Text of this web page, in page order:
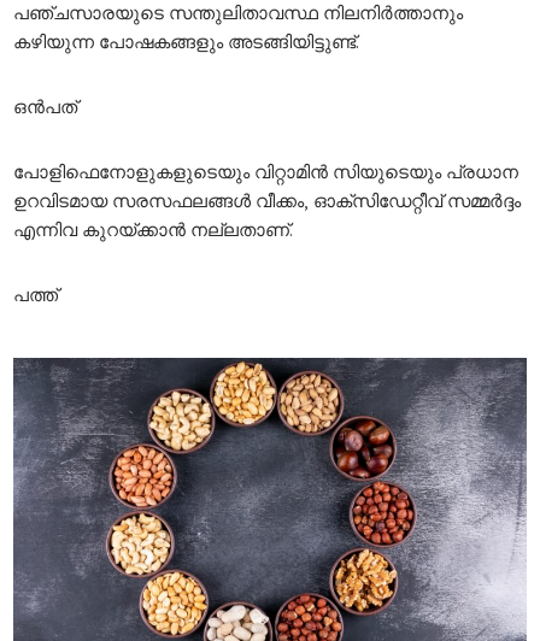
പഞ്ചസാരയുടെ സന്തുലിതാവസ്ഥ നിലനിർത്താനും
കഴിയുന്ന പോഷകങ്ങളും അടങ്ങിയിട്ടുണ്ട്.
ഒൻപത്
പോളിഫെനോളുകളുടെയും വിറ്റാമിൻ സിയുടെയും പ്രധാന
ഉറവിടമായ സരസഫലങ്ങൾ വീക്കം, ഓക്സിഡേറ്റീവ് സമ്മർദ്ദം
എന്നിവ കുറയ്ക്കാൻ നല്ലതാണ്.
പത്ത്